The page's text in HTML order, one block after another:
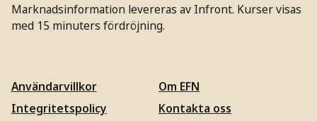
Marknadsinformation levereras av Infront. Kurser visas
med 15 minuters fördröjning.
Användarvillkor
Integritetspolicy
Om EFN
Kontakta oss